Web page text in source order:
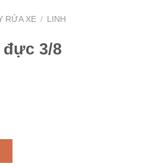
RỬA XE / LINH
3/8